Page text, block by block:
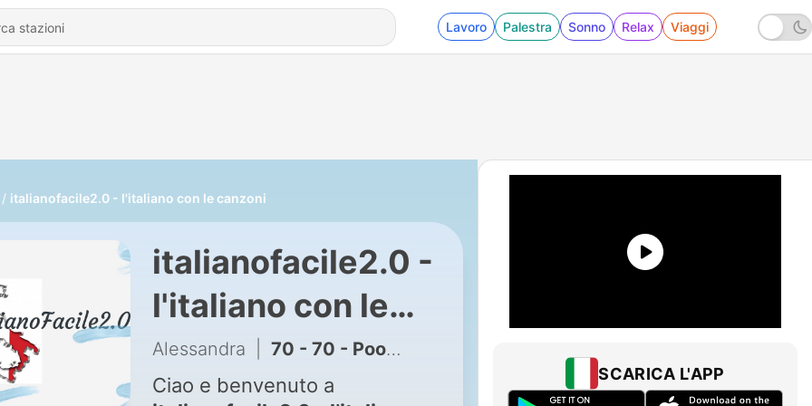
Lavoro Palestra Sonno Relax Viaggi
italianofacile2.0 - l'italiano con le canzoni
italianofacile2.0 -
l'italiano con le
canzoni
Alessandra 70 - 70 - Pooh - Uomini soli
Ciao e benvenuto a
SCARICA L'APP